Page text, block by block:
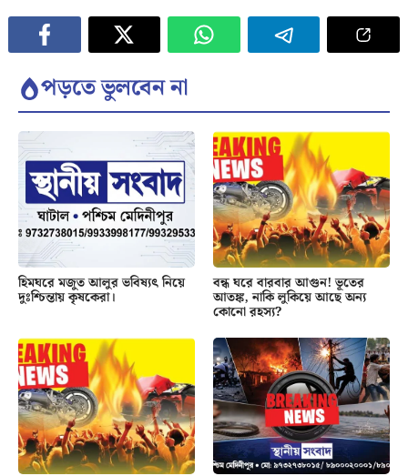
পড়তে ভুলবেন না
হিমঘরে মজুত আলুর ভবিষ্যৎ নিয়ে
দুঃশ্চিন্তায় কৃষকেরা।
বন্ধ ঘরে বারবার আগুন! ভূতের
আতঙ্ক, নাকি লুকিয়ে আছে অন্য
কোনো রহস্য?